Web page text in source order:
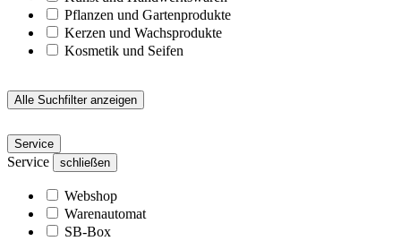
Pflanzen und Gartenprodukte
Kerzen und Wachsprodukte
Kosmetik und Seifen
Alle Suchfilter anzeigen
Service
Service schließen
Webshop
Warenautomat
SB-Box